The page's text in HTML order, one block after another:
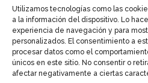
Utilizamos tecnologías como las
a la información del dispositivo. Lo
experiencia de navegación y para
personalizados. El consentimiento a
procesar datos como el
únicos en este sitio. No consentir o
afectar negativamente a ciertas
Sisters (SBS).
En el 2016 fue parte del
Solomon’s Perjury (jTBC).
en Night Light (MBC). La
donde realizo un cameo fue